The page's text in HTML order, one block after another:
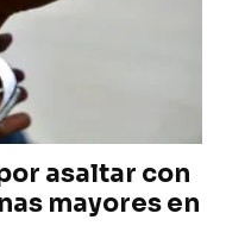
asaltar con
mayores en